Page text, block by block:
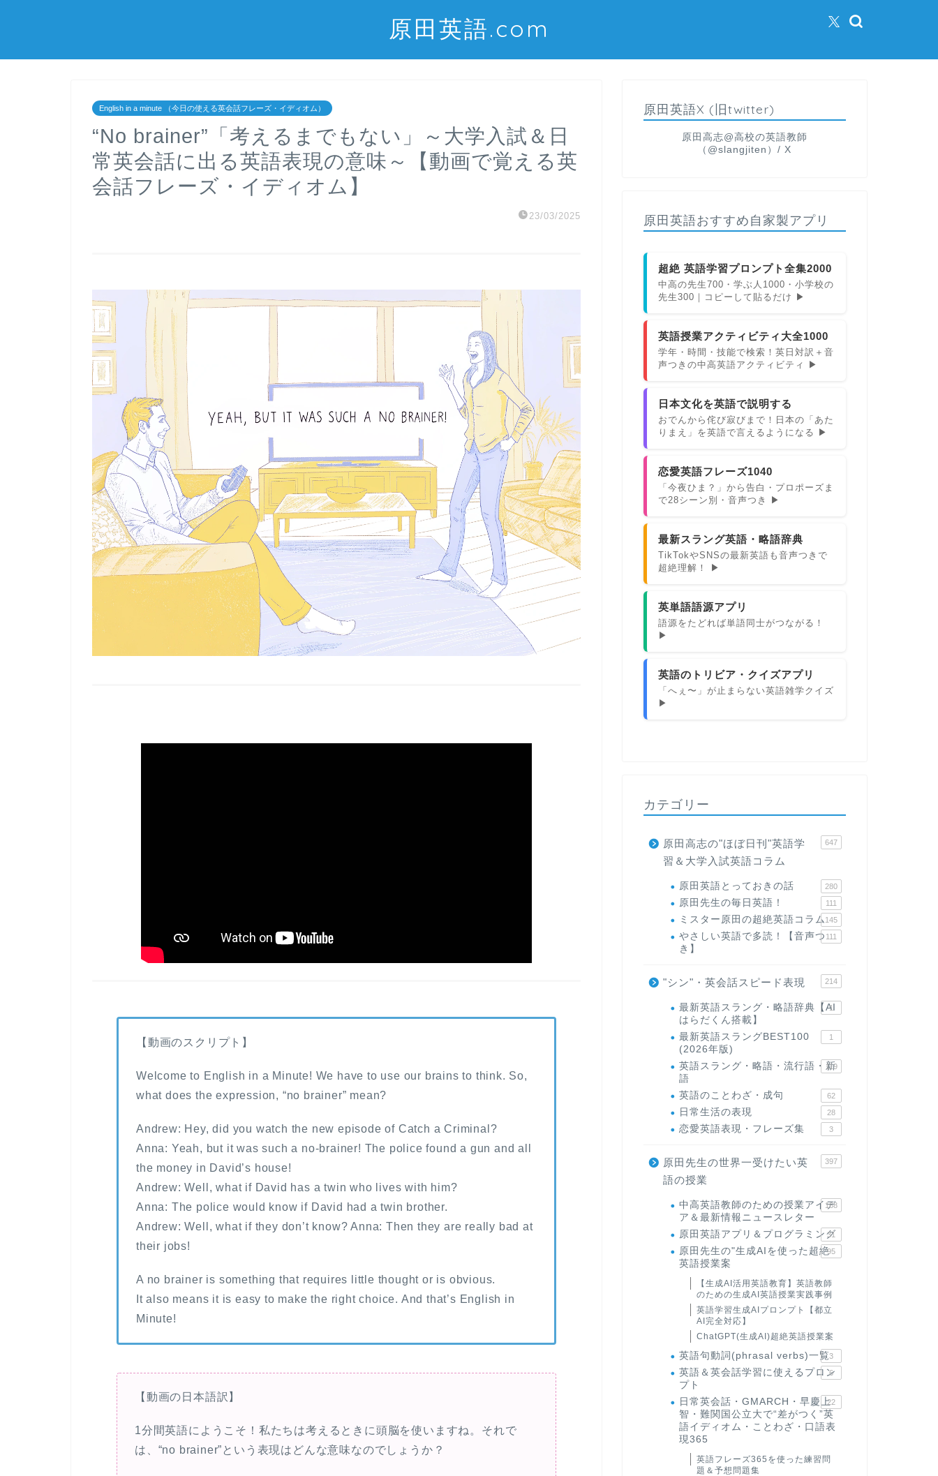
原田英語.com
English in a minute （今日の使える英会話フレーズ・イディオム）
“No brainer”「考えるまでもない」～大学入試＆日
常英会話に出る英語表現の意味～【動画で覚える英
会話フレーズ・イディオム】
23/03/2025
【動画のスクリプト】
Welcome to English in a Minute! We have to use our brains to think. So,
what does the expression, “no brainer” mean?
Andrew: Hey, did you watch the new episode of Catch a Criminal?
Anna: Yeah, but it was such a no-brainer! The police found a gun and all
the money in David’s house!
Andrew: Well, what if David has a twin who lives with him?
Anna: The police would know if David had a twin brother.
Andrew: Well, what if they don’t know? Anna: Then they are really bad at
their jobs!
A no brainer is something that requires little thought or is obvious.
It also means it is easy to make the right choice. And that’s English in
Minute!
【動画の日本語訳】
1分間英語にようこそ！私たちは考えるときに頭脳を使いますね。それで
は、“no brainer”という表現はどんな意味なのでしょうか？
原田英語X (旧twitter)
原田高志@高校の英語教師
（@slangjiten）/ X
原田英語おすすめ自家製アプリ
超絶 英語学習プロンプト全集2000
中高の先生700・学ぶ人1000・小学校の
先生300｜コピーして貼るだけ ▶
英語授業アクティビティ大全1000
学年・時間・技能で検索！英日対訳＋音
声つきの中高英語アクティビティ ▶
日本文化を英語で説明する
おでんから侘び寂びまで！日本の「あた
りまえ」を英語で言えるようになる ▶
恋愛英語フレーズ1040
「今夜ひま？」から告白・プロポーズま
で28シーン別・音声つき ▶
最新スラング英語・略語辞典
TikTokやSNSの最新英語も音声つきで
超絶理解！ ▶
英単語語源アプリ
語源をたどれば単語同士がつながる！
▶
英語のトリビア・クイズアプリ
「へぇ〜」が止まらない英語雑学クイズ
▶
カテゴリー
原田高志の"ほぼ日刊"英語学
習＆大学入試英語コラム
647
原田英語とっておきの話 280
原田先生の毎日英語！ 111
ミスター原田の超絶英語コラム145
やさしい英語で多読！【音声つ
き】
111
"シン"・英会話スピード表現 214
最新英語スラング・略語辞典【AI
はらだくん搭載】
1
最新英語スラングBEST100
(2026年版)
1
英語スラング・略語・流行語・新
語
119
英語のことわざ・成句 62
日常生活の表現 28
恋愛英語表現・フレーズ集 3
原田先生の世界一受けたい英
語の授業
397
中高英語教師のための授業アイデ
ア＆最新情報ニュースレター
168
原田英語アプリ＆プログラミング
31
原田先生の"生成AIを使った超絶
英語授業案
95
【生成AI活用英語教育】英語教師
のための生成AI英語授業実践事例
英語学習生成AIプロンプト【都立
AI完全対応】
ChatGPT(生成AI)超絶英語授業案
英語句動詞(phrasal verbs)一覧3
英語＆英会話学習に使えるプロン
プト
6
日常英会話・GMARCH・早慶上
智・難関国公立大で“差がつく”英
語イディオム・ことわざ・口語表
現365
22
英語フレーズ365を使った練習問
題＆予想問題集